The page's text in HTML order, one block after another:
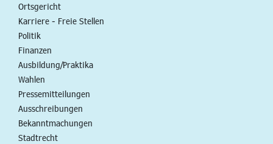
Ortsgericht
Karriere - Freie Stellen
Politik
Finanzen
Ausbildung/Praktika
Wahlen
Pressemitteilungen
Ausschreibungen
Bekanntmachungen
Stadtrecht